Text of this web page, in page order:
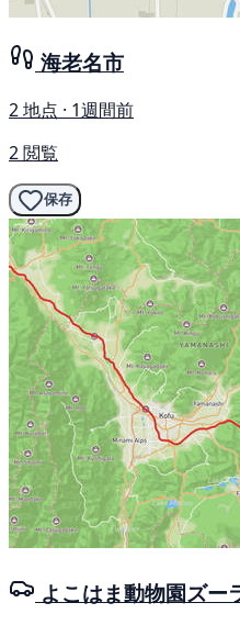
海老名市
2 地点 · 1週間前
2 閲覧
保存
よこはま動物園ズ